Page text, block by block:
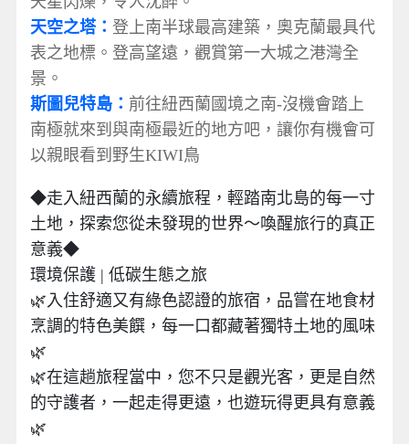
天空之塔： 登上南半球最高建築，奧克蘭最具代
表之地標。登高望遠，觀賞第一大城之港灣全
景。
斯圖兒特島： 前往紐西蘭國境之南-沒機會踏上
南極就來到與南極最近的地方吧，讓你有機會可
以親眼看到野生KIWI鳥
◆走入紐西蘭的永續旅程，輕踏南北島的每一寸
土地，探索您從未發現的世界～喚醒旅行的真正
意義◆
環境保護 | 低碳生態之旅
🌿入住舒適又有綠色認證的旅宿，品嘗在地食材
烹調的特色美饌，每一口都藏著獨特土地的風味
🌿
🌿在這趟旅程當中，您不只是觀光客，更是自然
的守護者，一起走得更遠，也遊玩得更具有意義
🌿